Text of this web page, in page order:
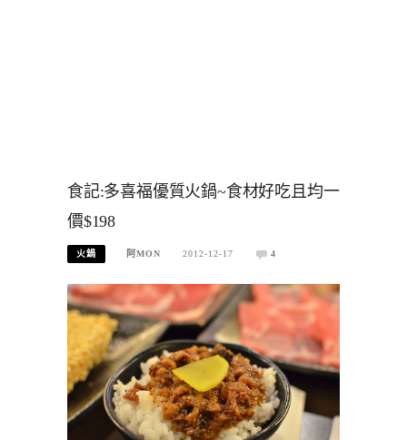
食記:多喜福優質火鍋~食材好吃且均一
價$198
火鍋 阿MON 2012-12-17 4